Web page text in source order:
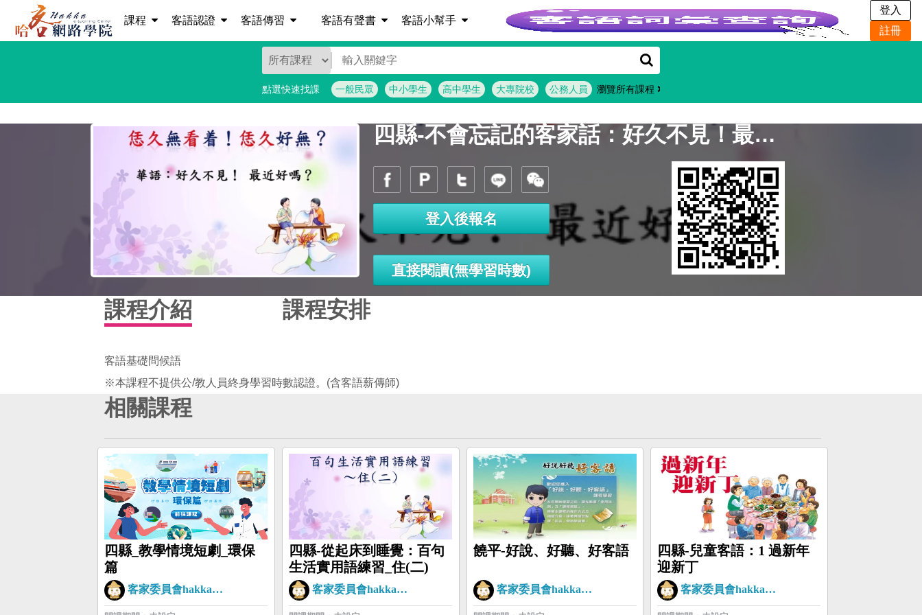
課程 客語認證 客語傳習 客語有聲書 客語小幫手
客語詞彙查詢
點選快速找課 一般民眾 中小學生 高中學生 大專院校 公務人員 瀏覽所有課程
四縣-不會忘記的客家話：好久不見！最近好嗎
登入後報名
直接閱讀(無學習時數)
課程介紹 課程安排
客語基礎問候語
相關課程
四縣_教學情境短劇_環保
篇
客家委員會hakkaman
四縣-從起床到睡覺：百句
生活實用語練習_住(二)
客家委員會hakkaman
饒平-好說、好聽、好客語
客家委員會hakkaman
四縣-兒童客語：1 過新年
迎新丁
客家委員會hakkaman